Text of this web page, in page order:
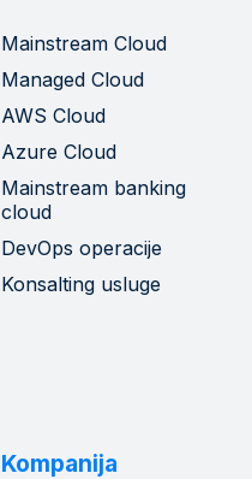
Mainstream Cloud
Managed Cloud
AWS Cloud
Azure Cloud
Mainstream banking
cloud
DevOps operacije
Konsalting usluge
Kompanija